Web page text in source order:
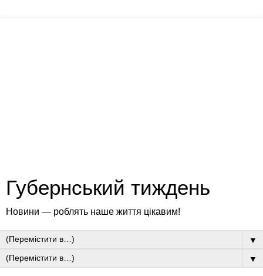
Губернський тиждень
Новини — роблять наше життя цікавим!
▼
▼